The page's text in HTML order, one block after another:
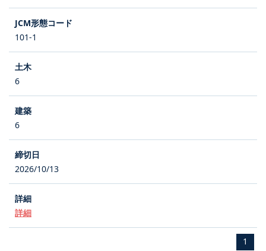
101-1
6
6
2026/10/13
詳細
1